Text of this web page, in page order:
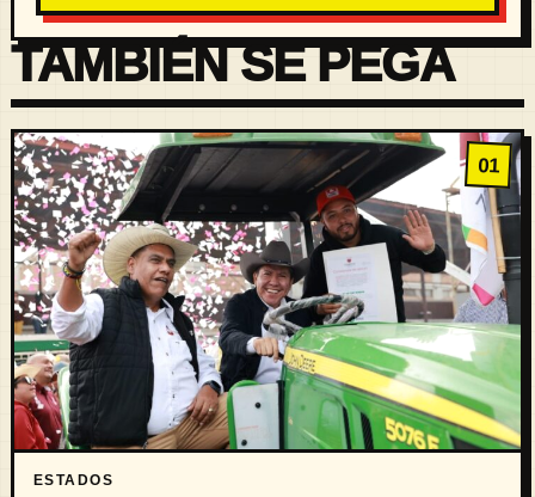
TAMBIÉN SE PEGA
01
ESTADOS